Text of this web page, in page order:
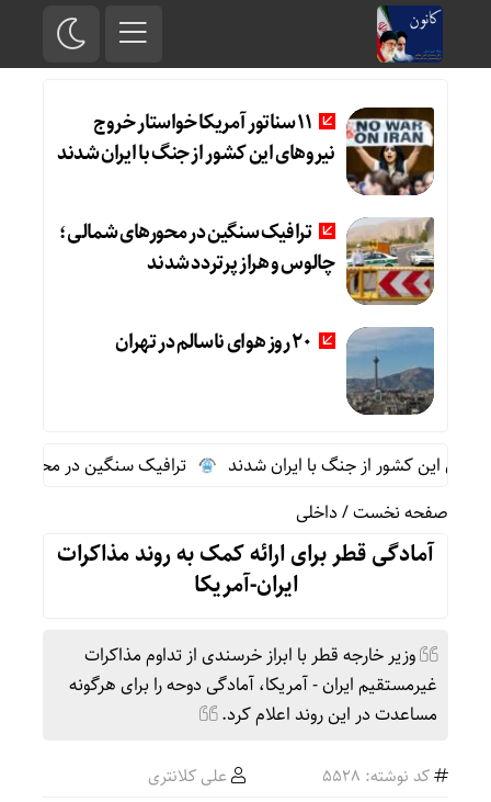
11 سناتور آمریکا خواستار خروج
نیروهای این کشور از جنگ با ایران شدند
ترافیک سنگین در محورهای شمالی؛
چالوس و هراز پرتردد شدند
20 روز هوای ناسالم در تهران
ترافیک سنگین در محورهای
صفحه نخست/داخلی
آمادگی قطر برای ارائه کمک به روند مذاکرات
ایران-آمریکا
وزیر خارجه قطر با ابراز خرسندی از تداوم مذاکرات
غیرمستقیم ایران - آمریکا، آمادگی دوحه را برای هرگونه
مساعدت در این روند اعلام کرد.
کد نوشته: 5528
علی کلانتری